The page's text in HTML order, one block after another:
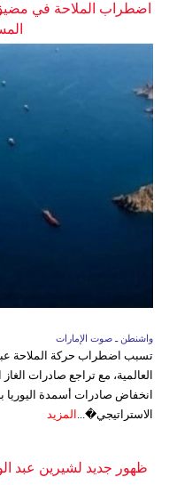
اضطراب الملاحة في
واشنطن ـ صوت الإمارات
تسبب اضطراب حركة الملاحة
الاستراتيجي�... المزيد
ظهور جديد لشيرين عبد